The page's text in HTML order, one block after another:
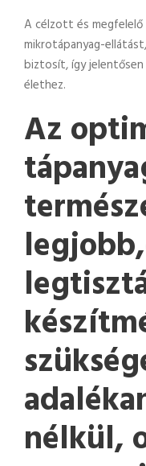
A célzott és megfelelő
mikrotápanyag-
biztosít, így jelentősen
élethez.
Az
nélkül,